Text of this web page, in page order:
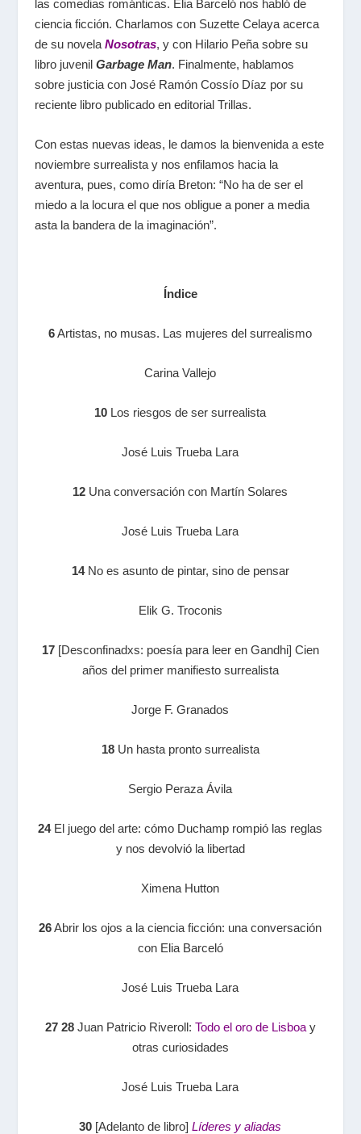
las comedias románticas. Elia Barceló nos habló de
ciencia ficción. Charlamos con Suzette Celaya acerca
de su novela Nosotras, y con Hilario Peña sobre su
libro juvenil Garbage Man. Finalmente, hablamos
sobre justicia con José Ramón Cossío Díaz por su
reciente libro publicado en editorial Trillas.
Con estas nuevas ideas, le damos la bienvenida a este
noviembre surrealista y nos enfilamos hacia la
aventura, pues, como diría Breton: “No ha de ser el
miedo a la locura el que nos obligue a poner a media
asta la bandera de la imaginación”.
Índice
6Artistas, no musas. Las mujeres del surrealismo
Carina Vallejo
10 Los riesgos de ser surrealista
José Luis Trueba Lara
12 Una conversación con Martín Solares
José Luis Trueba Lara
14No es asunto de pintar, sino de pensar
Elik G. Troconis
17[Desconfinadxs: poesía para leer en Gandhi] Cien
años del primer manifiesto surrealista
Jorge F. Granados
18Un hasta pronto surrealista
Sergio Peraza Ávila
24El juego del arte: cómo Duchamp rompió las reglas
y nos devolvió la libertad
Ximena Hutton
26Abrir los ojos a la ciencia ficción: una conversación
con Elia Barceló
José Luis Trueba Lara
27 28Juan Patricio Riveroll: Todo el oro de Lisboay
otras curiosidades
José Luis Trueba Lara
30 [Adelanto de libro]Líderes y aliadas